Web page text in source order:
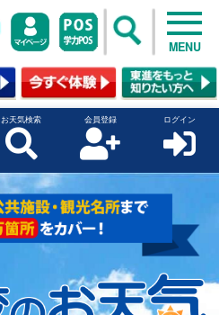
MENU
お天気検索 会員登録 ログイン